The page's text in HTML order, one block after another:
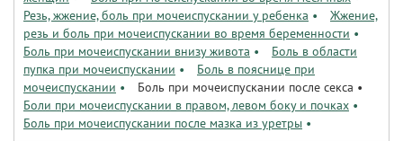
Резь, жжение, боль при мочеиспускании у ребенка •
Жжение,
резь и боль при мочеиспускании во время беременности •
Боль при мочеиспускании внизу живота •
Боль в области
пупка при мочеиспускании •
Боль в пояснице при
мочеиспускании • Боль при мочеиспускании после секса •
Боли при мочеиспускании в правом, левом боку и почках •
Боль при мочеиспускании после мазка из уретры •